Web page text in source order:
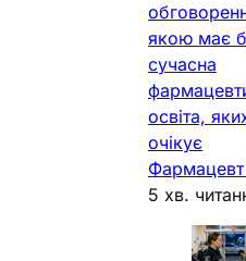
якою має
сучасна
освіта,
очікує
5 хв.